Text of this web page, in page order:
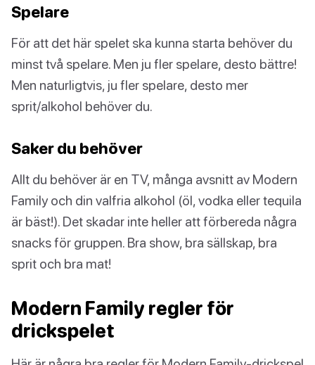
Spelare
För att det här spelet ska kunna starta behöver du
minst två spelare. Men ju fler spelare, desto bättre!
Men naturligtvis, ju fler spelare, desto mer
sprit/alkohol behöver du.
Saker du behöver
Allt du behöver är en TV, många avsnitt av Modern
Family och din valfria alkohol (öl, vodka eller tequila
är bäst!). Det skadar inte heller att förbereda några
snacks för gruppen. Bra show, bra sällskap, bra
sprit och bra mat!
Modern Family regler för
drickspelet